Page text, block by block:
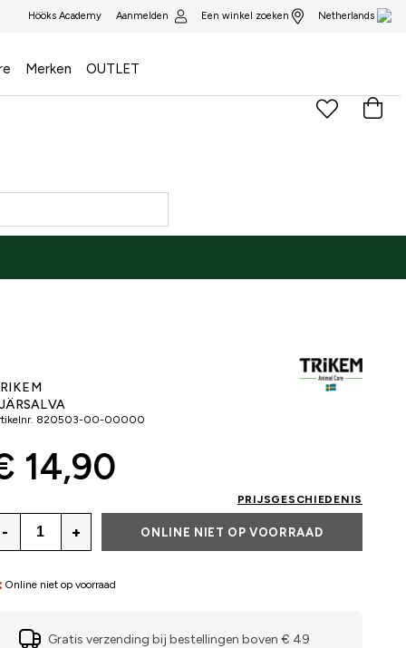
Hööks Academy Aanmelden Een winkel zoeken Netherlands
Merken OUTLET
820503-00-00000
14,90
PRIJSGESCHIEDENIS
- + ONLINE NIET OP VOORRAAD
Online niet op voorraad
Gratis verzending bij bestellingen boven € 49